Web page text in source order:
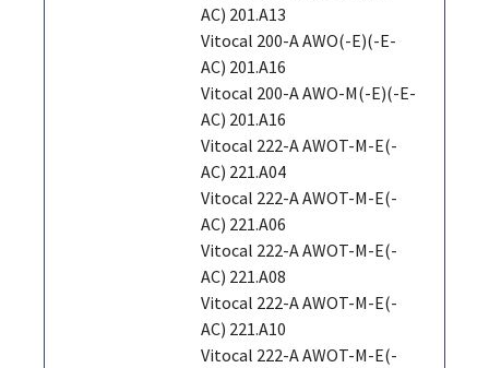
AC) 201.A13
Vitocal 200-A AWO(-E)(-E-
AC) 201.A16
Vitocal 200-A AWO-M(-E)(-E-
AC) 201.A16
Vitocal 222-A AWOT-M-E(-
AC) 221.A04
Vitocal 222-A AWOT-M-E(-
AC) 221.A06
Vitocal 222-A AWOT-M-E(-
AC) 221.A08
Vitocal 222-A AWOT-M-E(-
AC) 221.A10
Vitocal 222-A AWOT-M-E(-